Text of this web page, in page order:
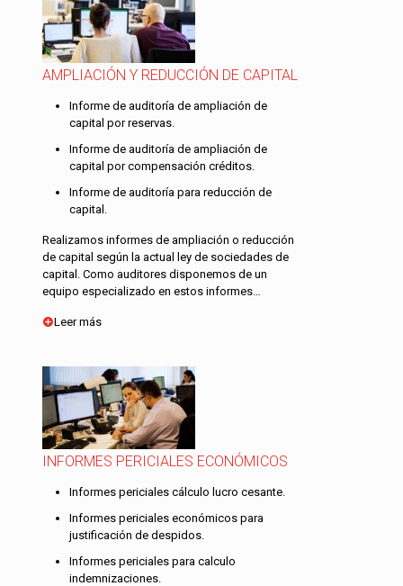
AMPLIACIÓN Y REDUCCIÓN DE CAPITAL
Informe de auditoría de ampliación de
capital por reservas.
Informe de auditoría de ampliación de
capital por compensación créditos.
Informe de auditoría para reducción de
capital.
Realizamos informes de ampliación o reducción
de capital según la actual ley de sociedades de
capital. Como auditores disponemos de un
equipo especializado en estos informes…
Leer más
INFORMES PERICIALES ECONÓMICOS
Informes periciales cálculo lucro cesante.
Informes periciales económicos para
justificación de despidos.
Informes periciales para calculo
indemnizaciones.